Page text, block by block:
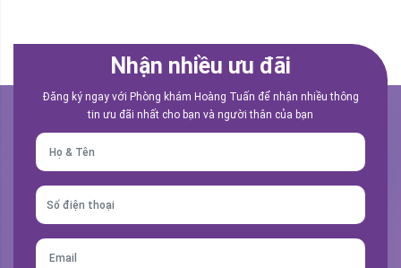
Nhận nhiều ưu đãi
Đăng ký ngay với Phòng khám Hoàng Tuấn để nhận nhiều thông
tin ưu đãi nhất cho bạn và người thân của bạn